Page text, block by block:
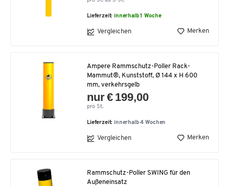
Lieferzeit:innerhalb 1 Woche
Vergleichen Merken
Ampere Rammschutz-Poller Rack-
Mammut®, Kunststoff, Ø 144 x H 600
mm, verkehrsgelb
nur € 199,00
pro St.
Lieferzeit: innerhalb 4 Wochen
Vergleichen Merken
Rammschutz-Poller SWING für den
Außeneinsatz